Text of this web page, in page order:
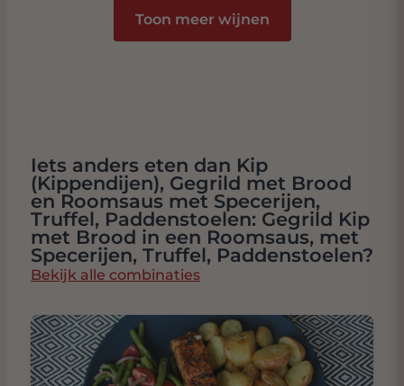
Toon meer wijnen
Iets anders eten dan Kip
(Kippendijen), Gegrild met Brood
en Roomsaus met Specerijen,
Truffel, Paddenstoelen: Gegrild Kip
met Brood in een Roomsaus, met
Specerijen, Truffel, Paddenstoelen?
Bekijk alle combinaties